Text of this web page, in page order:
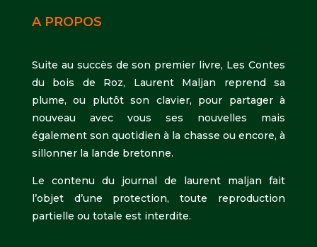
A PROPOS
Suite au succès de son premier livre, Les Contes
du bois de Roz, Laurent Maljan reprend sa
plume, ou plutôt son clavier, pour partager à
nouveau avec vous ses nouvelles mais
également son quotidien à la chasse ou encore, à
sillonner la lande bretonne.
Le contenu du journal de laurent maljan fait
l’objet d’une protection, toute reproduction
partielle ou totale est interdite.